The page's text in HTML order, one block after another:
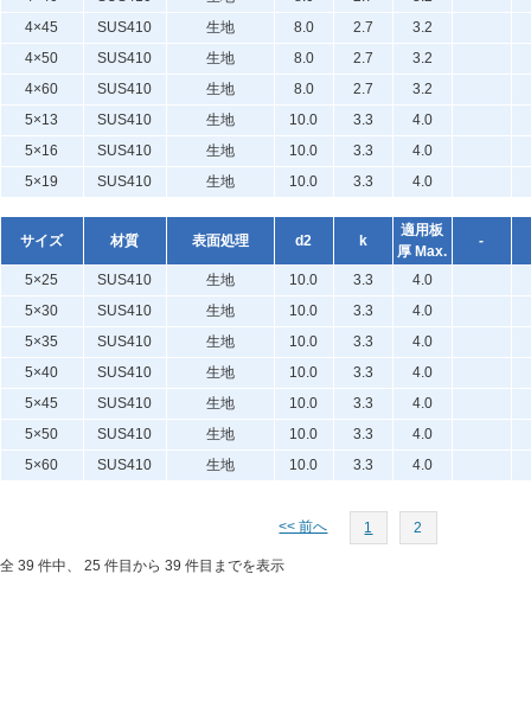
4×45
SUS410 生地 8.0 2.7
3.2
4×50
SUS410 生地 8.0 2.7
3.2
4×60
SUS410 生地 8.0 2.7
3.2
5×13
SUS410 生地 10.0 3.3
4.0
5×16
SUS410 生地 10.0 3.3
4.0
5×19
SUS410 生地 10.0 3.3 4.0
サイズ 材質 表面処理 d2 k
適用板
厚 Max.
-
5×25 SUS410 生地 10.0 3.3
4.0
5×30
SUS410 生地 10.0 3.3
4.0
5×35
SUS410 生地 10.0 3.3
4.0
5×40
SUS410 生地 10.0 3.3
4.0
5×45
SUS410 生地 10.0 3.3
4.0
5×50
SUS410 生地 10.0 3.3
4.0
5×60
SUS410 生地 10.0 3.3 4.0
<< 前へ 1 2
全 39 件中、 25 件目から 39 件目までを表示